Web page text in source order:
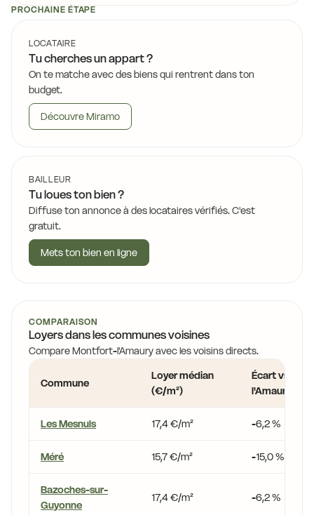
PROCHAINE ÉTAPE
LOCATAIRE
Tu cherches un appart ?
On te matche avec des biens qui rentrent dans ton
budget.
Découvre Miramo
BAILLEUR
Tu loues ton bien ?
Diffuse ton annonce à des locataires vérifiés. C'est
gratuit.
Mets ton bien en ligne
COMPARAISON
Loyers dans les communes voisines
Compare Montfort-l'Amaury avec les voisins directs.
Commune
Loyer médian
(€/m²)
Écart vs
l'Amaury
Les Mesnuls 17,4 €/m² -6,2 %
Méré 15,7 €/m² -15,0 %
Bazoches-sur-
Guyonne
17,4 €/m² -6,2 %